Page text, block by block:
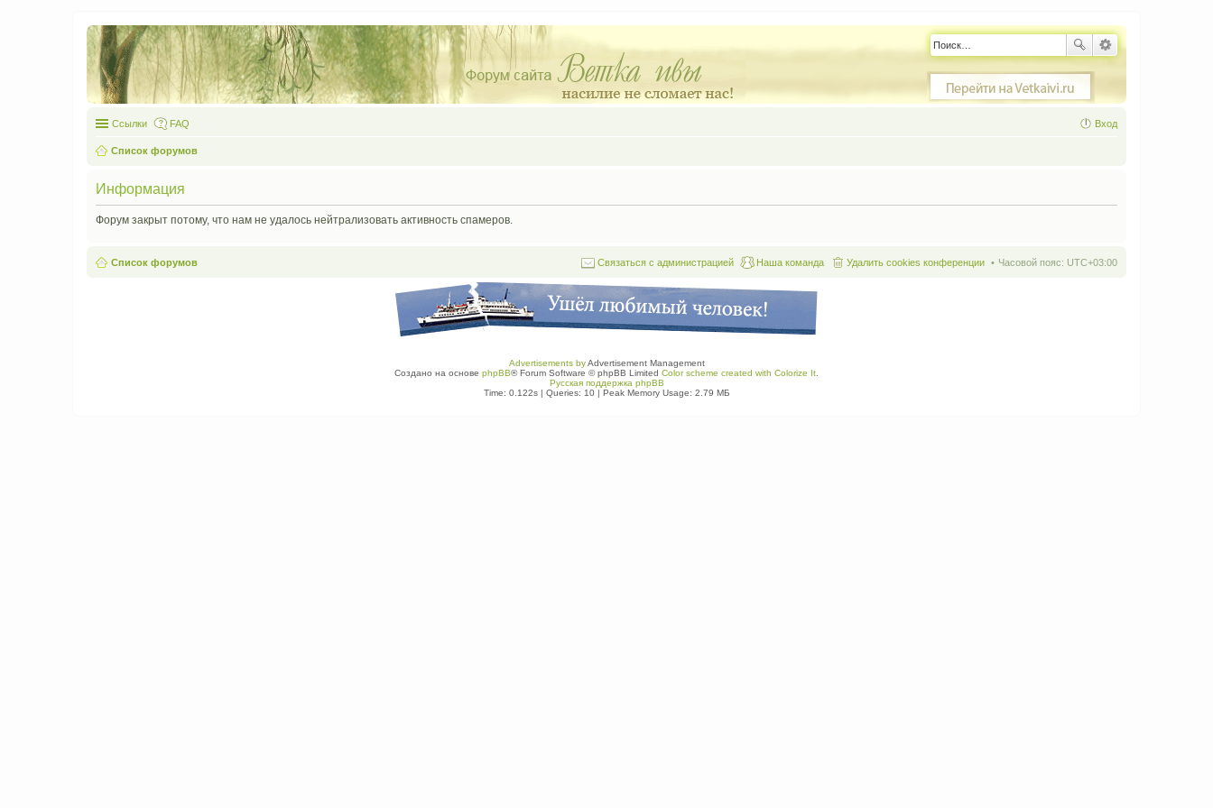
Ссылки FAQ Вход
Список форумов
Информация
Форум закрыт потому, что нам не удалось нейтрализовать активность спамеров.
Список форумов Часовой пояс: UTC+03:00
Удалить cookies конференции
Наша команда
Связаться с администрацией
Advertisements byAdvertisement Management
Создано на основе phpBB® Forum Software © phpBB Limited Color scheme created with Colorize It
Русская поддержка phpBB
Time: 0.122s| Queries: 10| Peak Memory Usage: 2.79 МБ